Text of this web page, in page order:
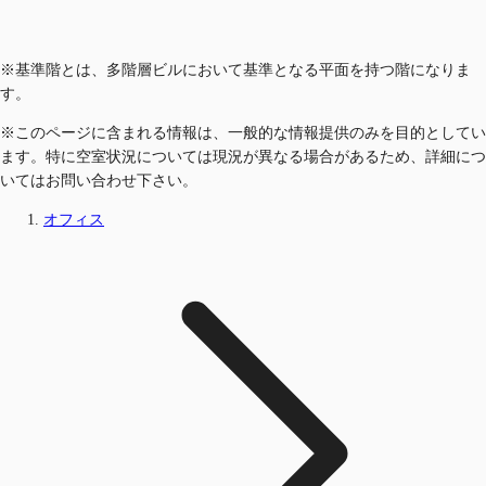
※基準階とは、多階層ビルにおいて基準となる平面を持つ階になりま
す。
※このページに含まれる情報は、一般的な情報提供のみを目的としてい
ます。特に空室状況については現況が異なる場合があるため、詳細につ
いてはお問い合わせ下さい。
オフィス